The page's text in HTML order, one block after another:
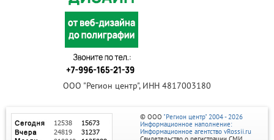
ООО "Регион центр", ИНН 4817003180
© ООО "Регион центр" 2004 - 2026
Информационное наполнение:
Информационное агентство vRossii.ru